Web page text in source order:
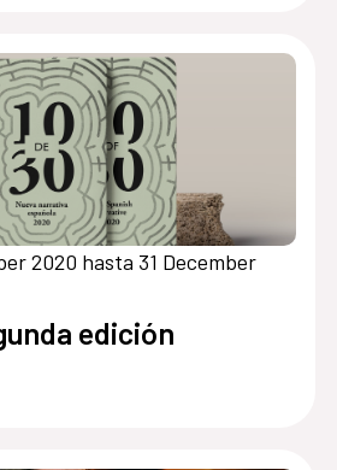
2020 hasta 31 December
edición